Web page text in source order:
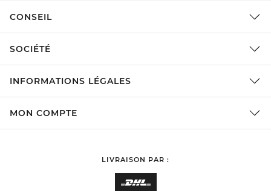
CONSEIL
SOCIÉTÉ
INFORMATIONS LÉGALES
MON COMPTE
LIVRAISON PAR :